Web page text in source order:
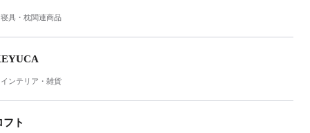
寝具・枕関連商品
インテリア・雑貨
フト